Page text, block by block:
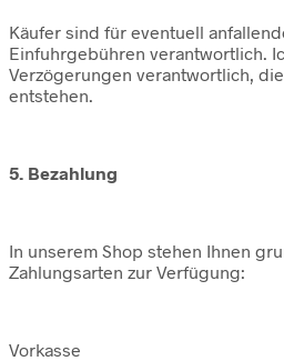
Käufer sind für eventuell
Einfuhrgebühren verantwortlich.
Verzögerungen verantwortlich,
entstehen.
5. Bezahlung
In unserem Shop stehen Ihnen
Zahlungsarten zur Verfügung:
Vorkasse